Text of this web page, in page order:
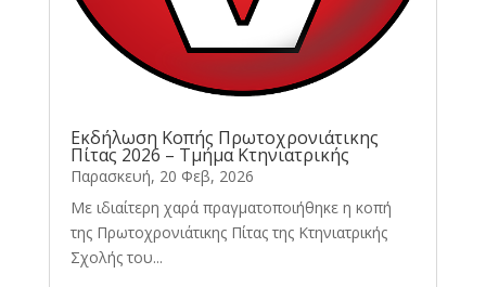
Εκδήλωση Κοπής Πρωτοχρονιάτικης
Πίτας 2026 – Τμήμα Κτηνιατρικής
Παρασκευή, 20 Φεβ, 2026
Με ιδιαίτερη χαρά πραγματοποιήθηκε η κοπή
της Πρωτοχρονιάτικης Πίτας της Κτηνιατρικής
Σχολής του...